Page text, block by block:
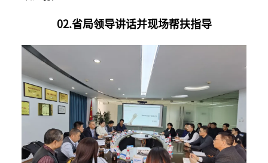
02.省局领导讲话并现场帮扶指导